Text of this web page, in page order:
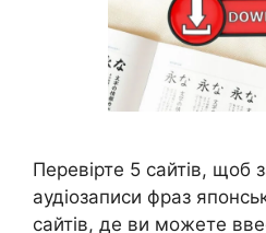
Перевірте 5 сайтів, щоб
аудіозаписи фраз
сайтів, де ви можете